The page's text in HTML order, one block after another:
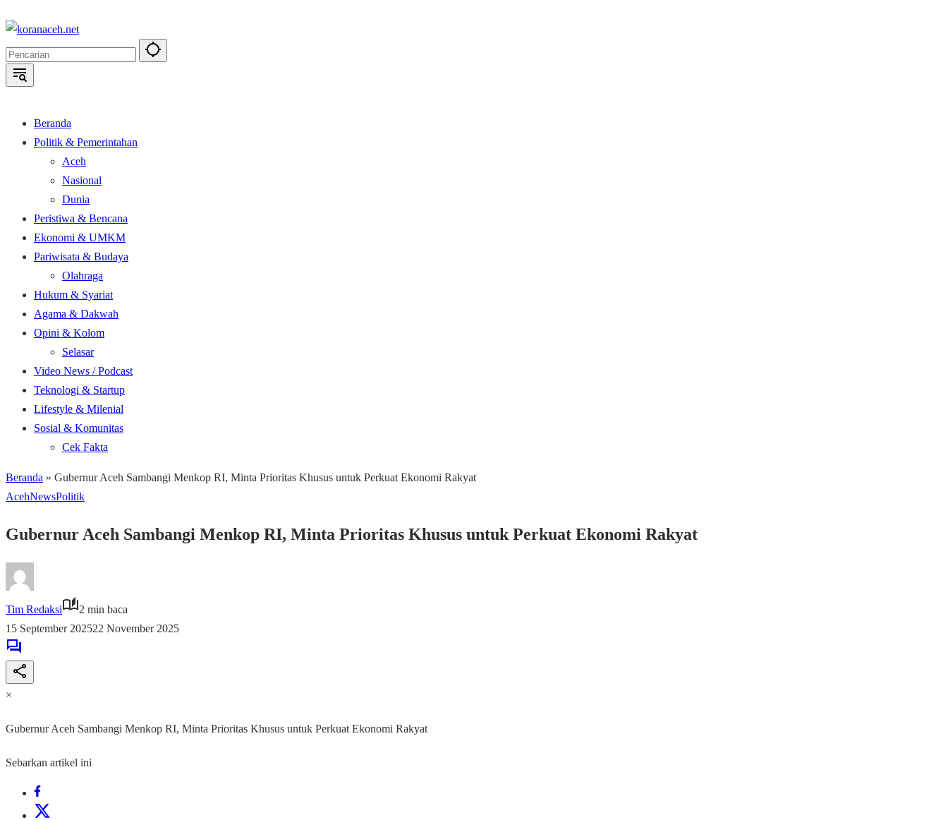
ke
konten
Beranda
Politik & Pemerintahan
Aceh
Nasional
Dunia
Peristiwa & Bencana
Ekonomi & UMKM
Pariwisata & Budaya
Olahraga
Hukum & Syariat
Agama & Dakwah
Opini & Kolom
Selasar
Video News / Podcast
Teknologi & Startup
Lifestyle & Milenial
Sosial & Komunitas
Cek Fakta
Beranda » Gubernur Aceh Sambangi Menkop RI, Minta Prioritas Khusus untuk Perkuat Ekonomi Rakyat
AcehNewsPolitik
Gubernur Aceh Sambangi Menkop RI, Minta Prioritas Khusus untuk Perkuat Ekonomi Rakyat
Tim Redaksi
2 min baca
15 September 202522 November 2025
×
Gubernur Aceh Sambangi Menkop RI, Minta Prioritas Khusus untuk Perkuat Ekonomi Rakyat
Sebarkan artikel ini